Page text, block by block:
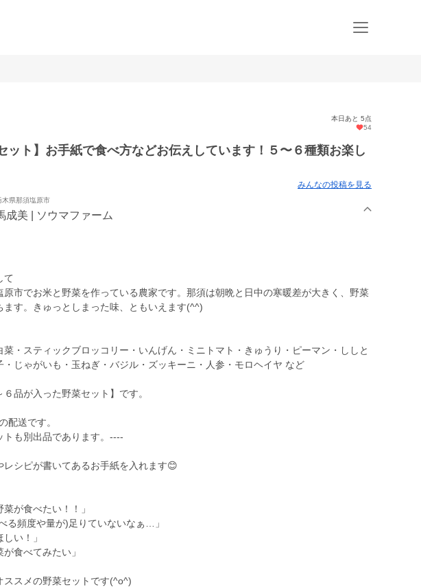
本日あと 5点
54
ット】お手紙で食べ方などお伝えしています！５〜６種類お楽し
みんなの投稿を見る
木県那須塩原市
成美 | ソウマファーム
て
原市でお米と野菜を作っている農家です。那須は朝晩と日中の寒暖差が大きく、野菜
ます。きゅっとしまった味、ともいえます(^^)
菜・スティックブロッコリー・いんげん・ミニトマト・きゅうり・ピーマン・ししと
・じゃがいも・玉ねぎ・バジル・ズッキーニ・人参・モロヘイヤ など
６品が入った野菜セット】です。
配送です。
も別出品であります。----
レシピが書いてあるお手紙を入れます😊
菜が食べたい！！」
る頻度や量が)足りていないなぁ…」
しい！」
が食べてみたい」
ススメの野菜セットです(^o^)